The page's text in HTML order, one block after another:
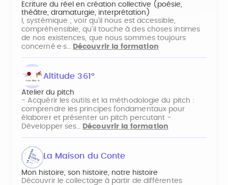
Ecriture du réel en création collective (poésie,
théâtre, dramaturgie, interprétation)
l, systémique ; voir qu’il nous est accessible,
compréhensible, qu’il touche à des choses intimes
de nos existences, que nous sommes toujours
concerné·e·s… Découvrir la formation
Altitude 361°
Atelier du pitch
- Acquérir les outils et la méthodologie du pitch :
comprendre les principes fondamentaux pour
élaborer et présenter un pitch percutant -
Développer ses… Découvrir la formation
La Maison du Conte
Mon histoire, son histoire, notre histoire
Découvrir le collectage à partir de différentes